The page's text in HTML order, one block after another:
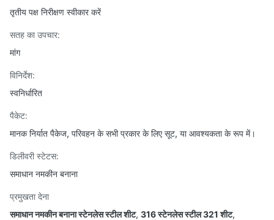
तृतीय पक्ष निरीक्षण स्वीकार करें
सतह का उपचार:
मांग
विनिर्देश:
स्वनिर्धारित
पैकेट:
मानक निर्यात पैकेज, परिवहन के सभी प्रकार के लिए सूट, या आवश्यकता के रूप में।
डिलीवरी स्टेटस:
समाधान नमकीन बनाना
प्रमुखता देना
समाधान नमकीन बनाना स्टेनलेस स्टील शीट, 316 स्टेनलेस स्टील 321 शीट,